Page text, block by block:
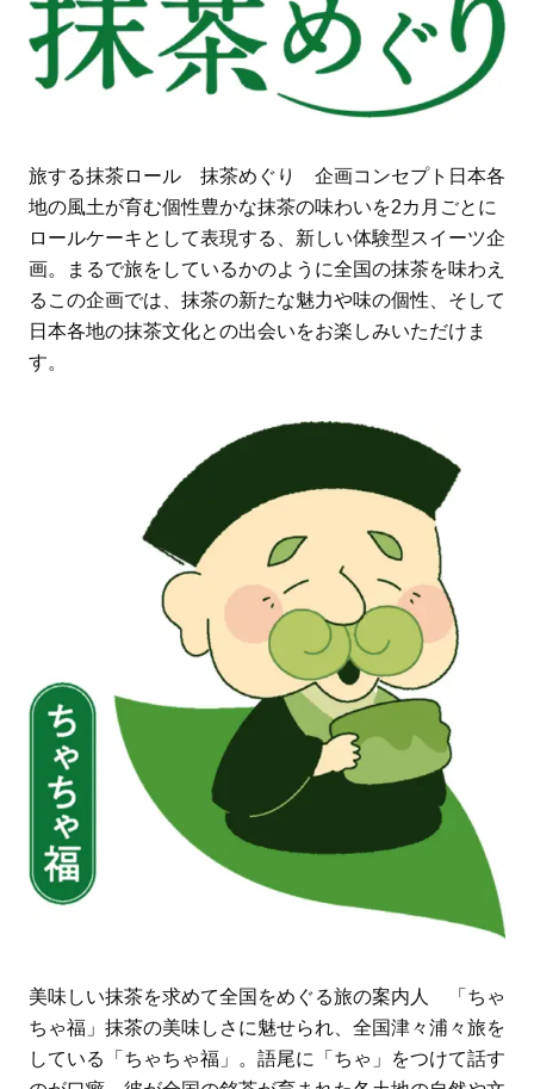
旅する抹茶ロール 抹茶めぐり 企画コンセプト日本各
地の風土が育む個性豊かな抹茶の味わいを2カ月ごとに
ロールケーキとして表現する、新しい体験型スイーツ企
画。まるで旅をしているかのように全国の抹茶を味わえ
るこの企画では、抹茶の新たな魅力や味の個性、そして
日本各地の抹茶文化との出会いをお楽しみいただけま
す。
美味しい抹茶を求めて全国をめぐる旅の案内人 「ちゃ
ちゃ福」抹茶の美味しさに魅せられ、全国津々浦々旅を
している「ちゃちゃ福」。語尾に「ちゃ」をつけて話す